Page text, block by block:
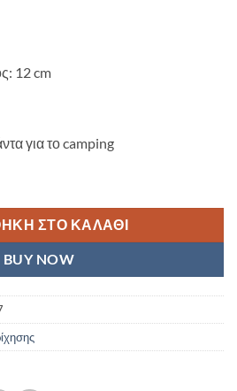
12 cm
για το camping
ΣΤΟ ΚΑΛΆΘΙ
BUY NOW